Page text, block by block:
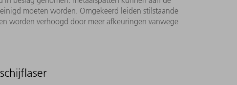
moeten worden. Omgekeerd leiden stilstaande
worden verhoogd door meer afkeuringen vanwege